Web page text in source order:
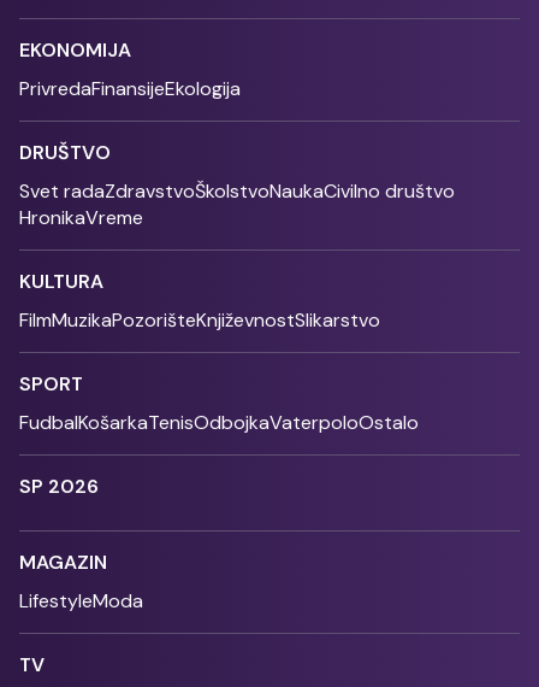
EKONOMIJA
PrivredaFinansijeEkologija
DRUŠTVO
Svet radaZdravstvoŠkolstvoNaukaCivilno društvo
HronikaVreme
KULTURA
FilmMuzikaPozorišteKnjiževnostSlikarstvo
SPORT
FudbalKošarkaTenisOdbojkaVaterpoloOstalo
SP 2026
MAGAZIN
LifestyleModa
TV